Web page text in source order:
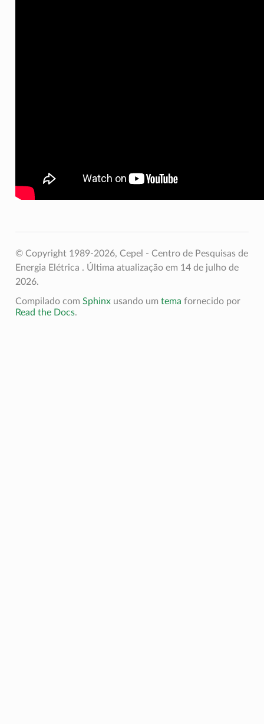
© Copyright 1989-2026, Cepel - Centro de Pesquisas de
Energia Elétrica . Última atualização em 14 de julho de
2026.
Compilado com Sphinxusando um tema fornecido por
Read the Docs.